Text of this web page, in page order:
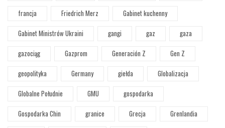
francja
Friedrich Merz
Gabinet kuchenny
Gabinet Ministrów Ukraini
gangi gaz
gaza
gazociąg
Gazprom Generación Z
Gen Z
geopolityka
Germany giełda
Globalizacja
Globalne Południe
GMU
gospodarka
Gospodarka Chin
granice Grecja
Grenlandia